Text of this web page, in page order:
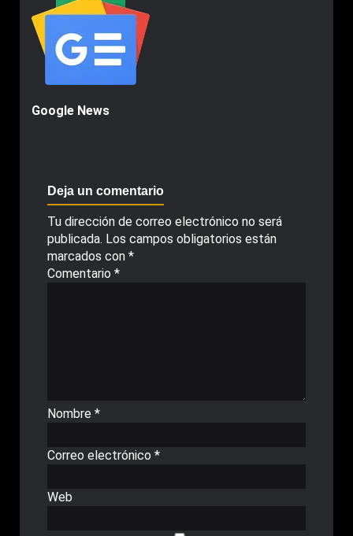
Google News
Deja un comentario
Tu dirección de correo electrónico no será
publicada. Los campos obligatorios están
marcados con *
Comentario *
Nombre *
Correo electrónico *
Web